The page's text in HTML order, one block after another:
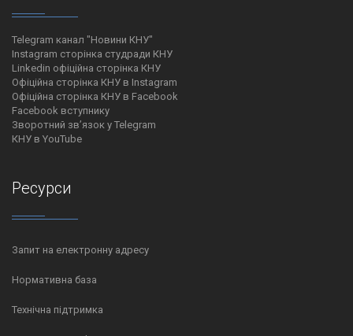
Telegram канал "Новини КНУ"
Instagram сторінка студради КНУ
Linkedin офіційна сторінка КНУ
Офіційна сторінка КНУ в Instagram
Офіційна сторінка КНУ в Facebook
Facebook вступнику
Зворотний зв’язок у Telegram
КНУ в YouTube
Ресурси
Запит на електронну адресу
Нормативна база
Технічна підтримка